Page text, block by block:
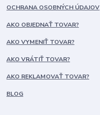
OCHRANA OSOBNÝCH ÚDAJOV
AKO OBJEDNAŤ TOVAR?
AKO VYMENIŤ TOVAR?
AKO VRÁTIŤ TOVAR?
AKO REKLAMOVAŤ TOVAR?
BLOG